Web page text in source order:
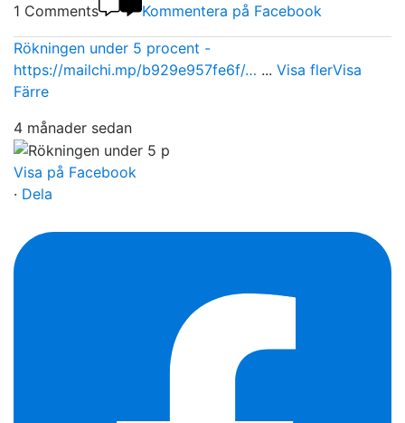
1 Comments Kommentera på Facebook
Rökningen under 5 procent -
https://mailchi.mp/b929e957fe6f/… ... Visa flerVisa
Färre
4 månader sedan
Visa på Facebook
· Dela